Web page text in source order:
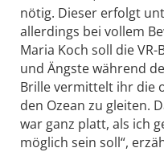
nötig. Dieser erfolgt
allerdings bei vollem
Maria Koch soll die
und Ängste während
Brille vermittelt ihr die
den Ozean zu gleiten.
war ganz platt, als ich
möglich sein soll“,